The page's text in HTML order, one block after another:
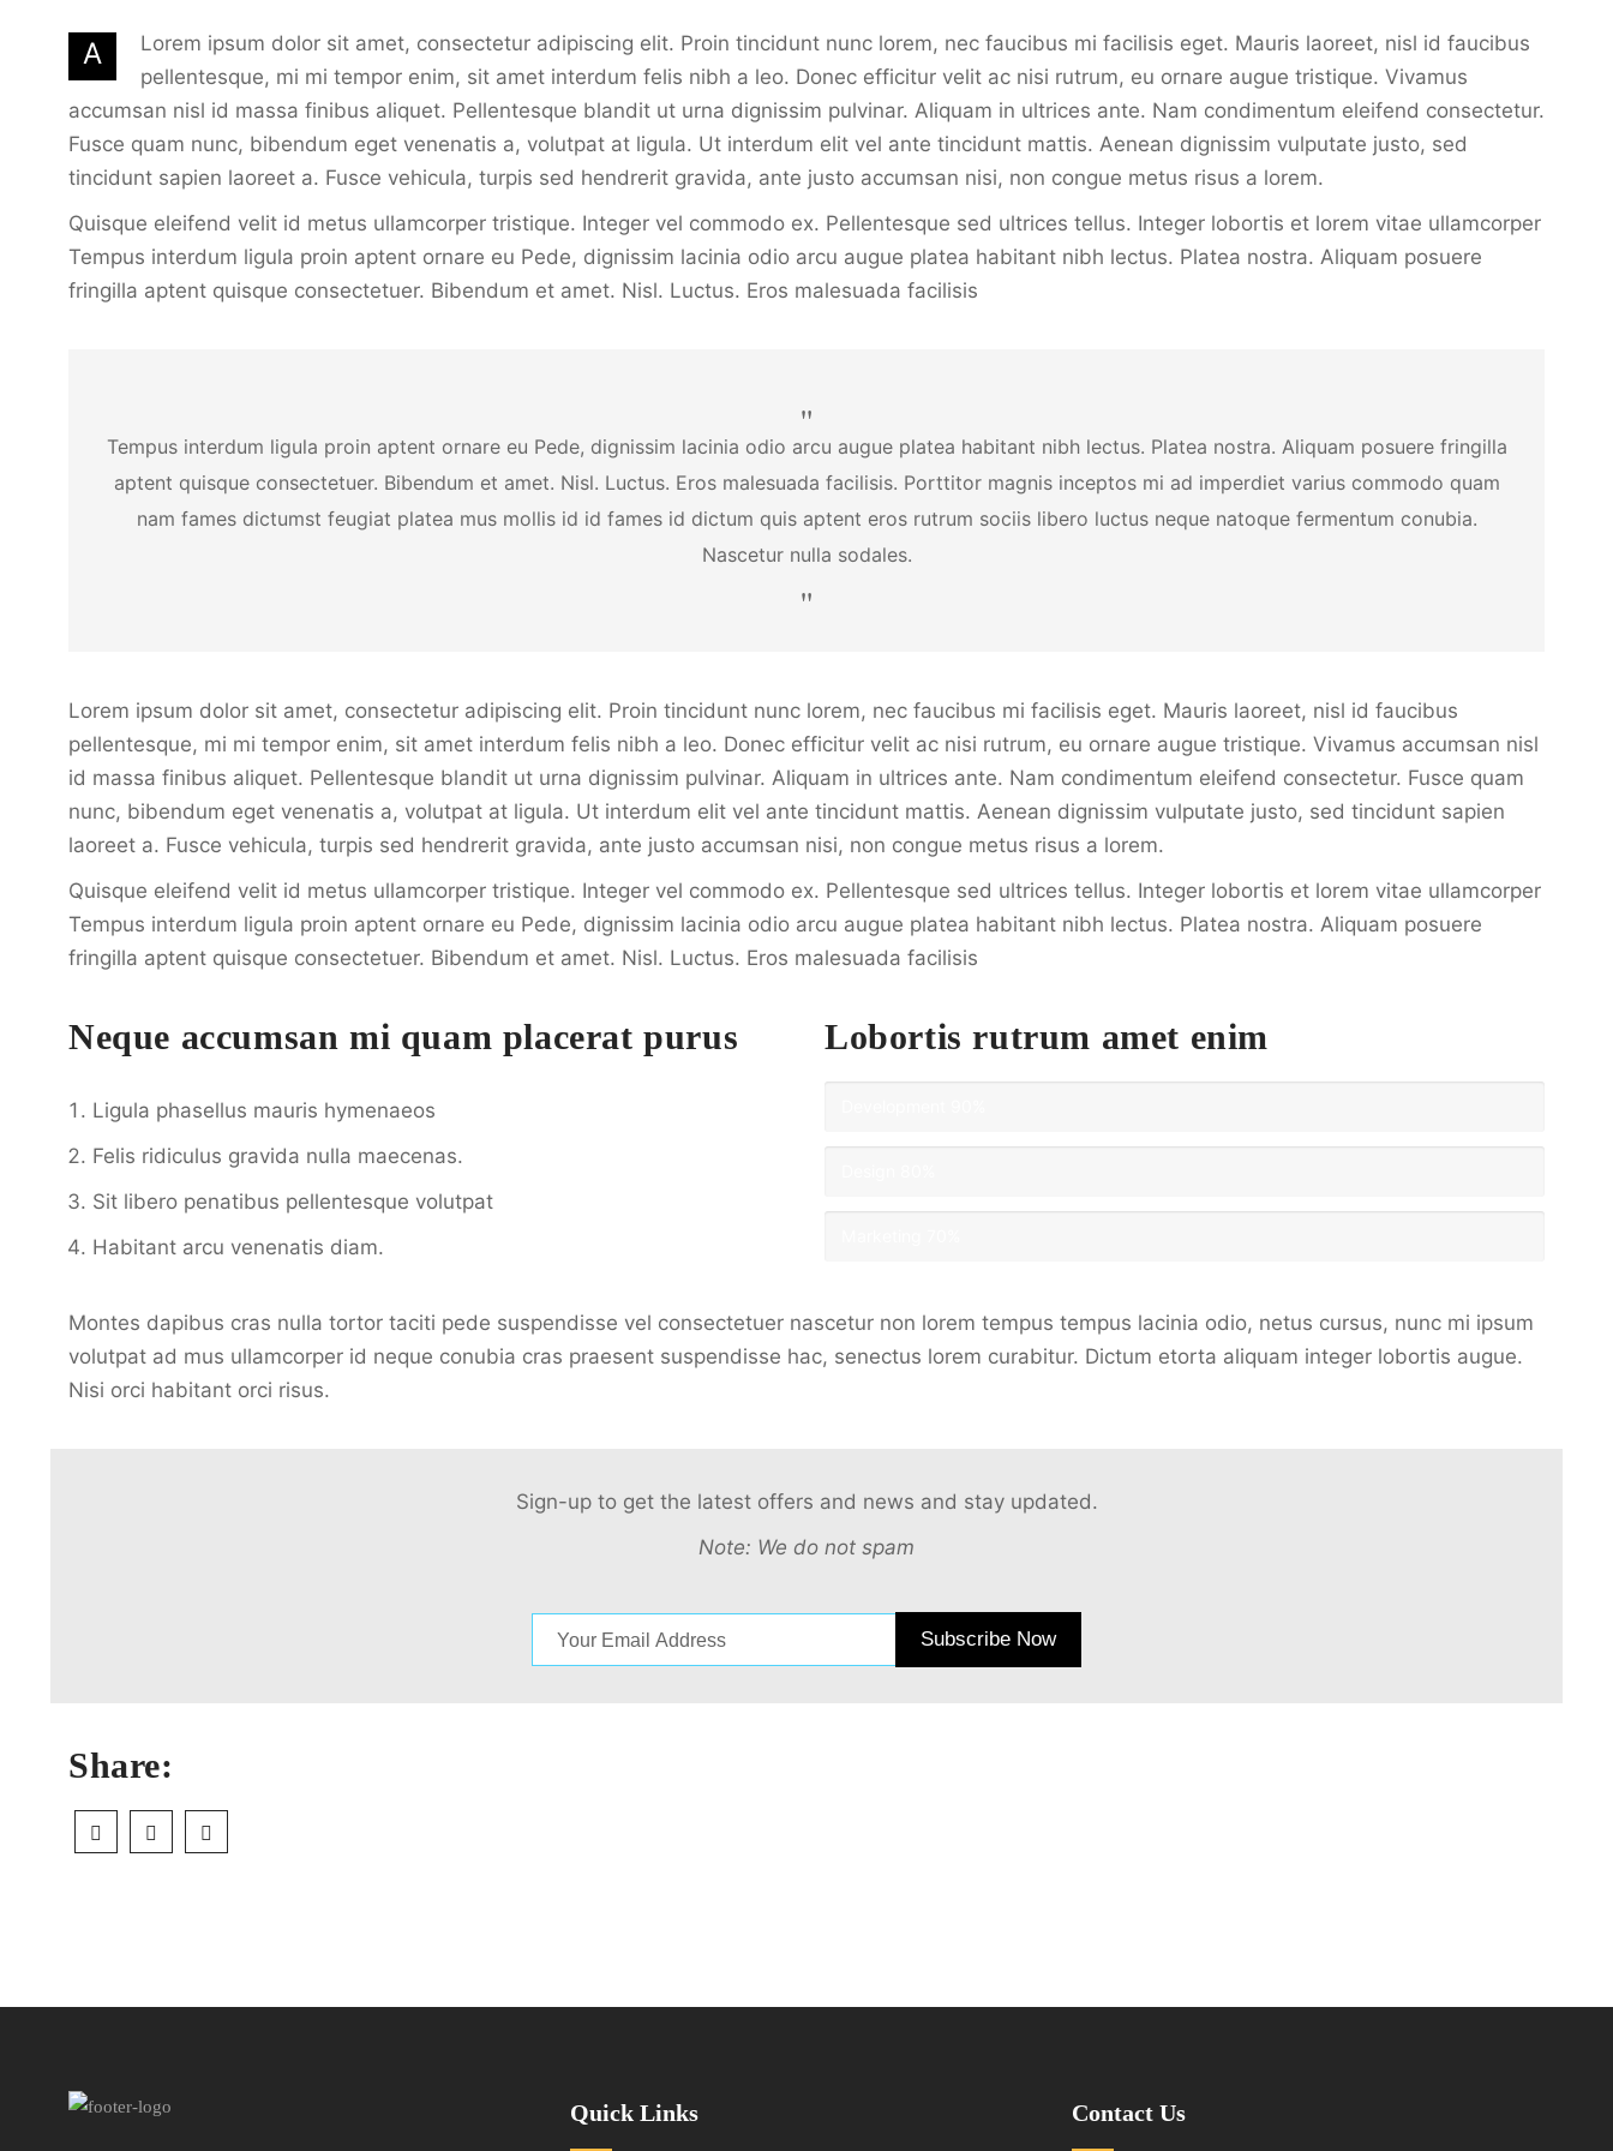
A
Lorem ipsum dolor sit amet, consectetur adipiscing elit. Proin tincidunt nunc lorem, nec faucibus mi facilisis eget. Mauris laoreet, nisl id faucibus
pellentesque, mi mi tempor enim, sit amet interdum felis nibh a leo. Donec efficitur velit ac nisi rutrum, eu ornare augue tristique. Vivamus
accumsan nisl id massa finibus aliquet. Pellentesque blandit ut urna dignissim pulvinar. Aliquam in ultrices ante. Nam condimentum eleifend consectetur.
Fusce quam nunc, bibendum eget venenatis a, volutpat at ligula. Ut interdum elit vel ante tincidunt mattis. Aenean dignissim vulputate justo, sed
tincidunt sapien laoreet a. Fusce vehicula, turpis sed hendrerit gravida, ante justo accumsan nisi, non congue metus risus a lorem.
Quisque eleifend velit id metus ullamcorper tristique. Integer vel commodo ex. Pellentesque sed ultrices tellus. Integer lobortis et lorem vitae ullamcorper
Tempus interdum ligula proin aptent ornare eu Pede, dignissim lacinia odio arcu augue platea habitant nibh lectus. Platea nostra. Aliquam posuere
fringilla aptent quisque consectetuer. Bibendum et amet. Nisl. Luctus. Eros malesuada facilisis
Tempus interdum ligula proin aptent ornare eu Pede, dignissim lacinia odio arcu augue platea habitant nibh lectus. Platea nostra. Aliquam posuere fringilla
aptent quisque consectetuer. Bibendum et amet. Nisl. Luctus. Eros malesuada facilisis. Porttitor magnis inceptos mi ad imperdiet varius commodo quam
nam fames dictumst feugiat platea mus mollis id id fames id dictum quis aptent eros rutrum sociis libero luctus neque natoque fermentum conubia.
Nascetur nulla sodales.
Lorem ipsum dolor sit amet, consectetur adipiscing elit. Proin tincidunt nunc lorem, nec faucibus mi facilisis eget. Mauris laoreet, nisl id faucibus
pellentesque, mi mi tempor enim, sit amet interdum felis nibh a leo. Donec efficitur velit ac nisi rutrum, eu ornare augue tristique. Vivamus accumsan nisl
id massa finibus aliquet. Pellentesque blandit ut urna dignissim pulvinar. Aliquam in ultrices ante. Nam condimentum eleifend consectetur. Fusce quam
nunc, bibendum eget venenatis a, volutpat at ligula. Ut interdum elit vel ante tincidunt mattis. Aenean dignissim vulputate justo, sed tincidunt sapien
laoreet a. Fusce vehicula, turpis sed hendrerit gravida, ante justo accumsan nisi, non congue metus risus a lorem.
Quisque eleifend velit id metus ullamcorper tristique. Integer vel commodo ex. Pellentesque sed ultrices tellus. Integer lobortis et lorem vitae ullamcorper
Tempus interdum ligula proin aptent ornare eu Pede, dignissim lacinia odio arcu augue platea habitant nibh lectus. Platea nostra. Aliquam posuere
fringilla aptent quisque consectetuer. Bibendum et amet. Nisl. Luctus. Eros malesuada facilisis
Neque accumsan mi quam placerat purus
Ligula phasellus mauris hymenaeos
Felis ridiculus gravida nulla maecenas.
Sit libero penatibus pellentesque volutpat
Habitant arcu venenatis diam.
Lobortis rutrum amet enim
Montes dapibus cras nulla tortor taciti pede suspendisse vel consectetuer nascetur non lorem tempus tempus lacinia odio, netus cursus, nunc mi ipsum
volutpat ad mus ullamcorper id neque conubia cras praesent suspendisse hac, senectus lorem curabitur. Dictum etorta aliquam integer lobortis augue.
Nisi orci habitant orci risus.
Sign-up to get the latest offers and news and stay updated.
Note: We do not spam
Share:
Quick Links Contact Us